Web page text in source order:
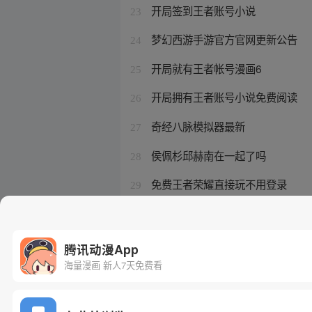
23 开局签到王者账号小说
24 梦幻西游手游官方官网更新公告
25 开局就有王者帐号漫画6
26 开局拥有王者账号小说免费阅读
27 奇经八脉模拟器最新
28 侯佩杉邱赫南在一起了吗
29 免费王者荣耀直接玩不用登录
腾讯动漫App
海量漫画 新人7天免费看